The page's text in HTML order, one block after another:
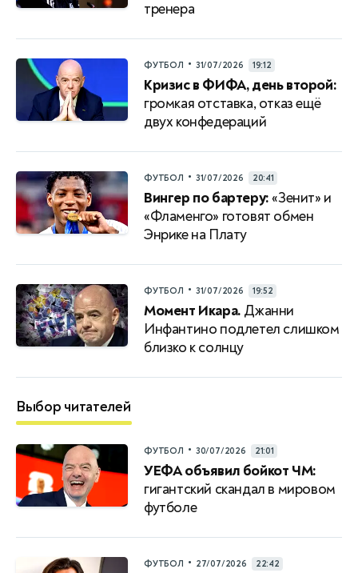
тренера
ФУТБОЛ • 31/07/2026 19:12
Кризис в ФИФА, день второй:
громкая отставка, отказ ещё
двух конфедераций
ФУТБОЛ • 31/07/2026 20:41
Вингер по бартеру:«Зенит» и
«Фламенго» готовят обмен
Энрике на Плату
ФУТБОЛ • 31/07/2026 19:52
Момент Икара. Джанни
Инфантино подлетел слишком
близко к солнцу
Выбор читателей
ФУТБОЛ • 30/07/2026 21:01
УЕФА объявил бойкот ЧМ:
гигантский скандал в мировом
футболе
ФУТБОЛ • 27/07/2026 22:42